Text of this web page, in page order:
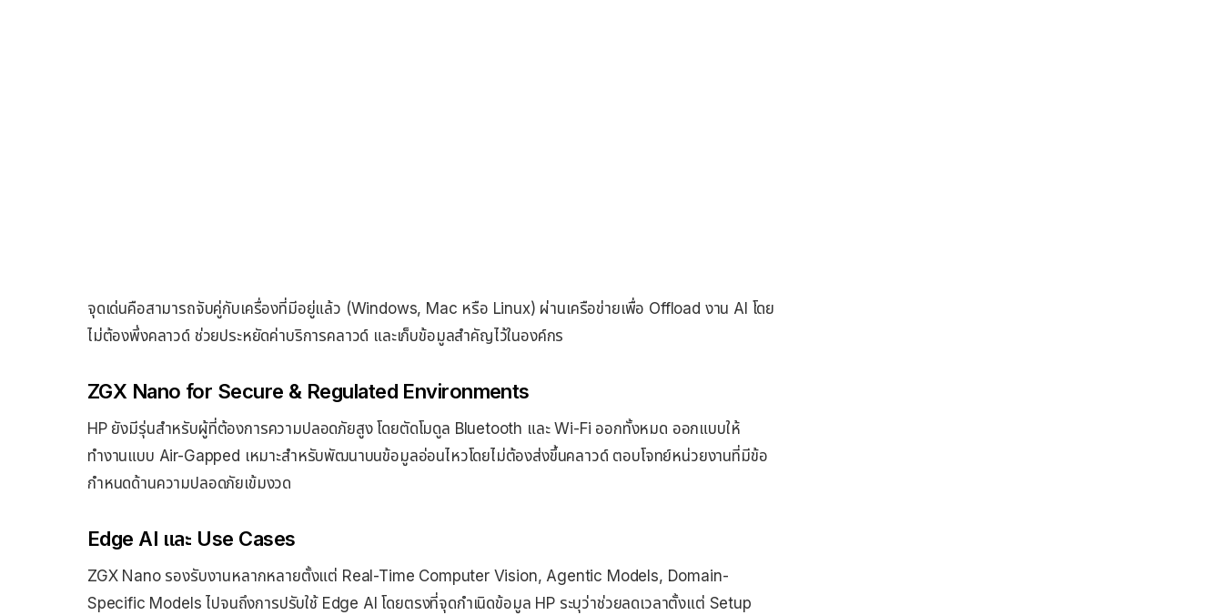
จุดเด่นคือสามารถจับคู่กับเครื่องที่มีอยู่แล้ว (Windows, Mac หรือ Linux) ผ่านเครือข่ายเพื่อ Offload งาน AI โดย
ไม่ต้องพึ่งคลาวด์ ช่วยประหยัดค่าบริการคลาวด์ และเก็บข้อมูลสำคัญไว้ในองค์กร
ZGX Nano for Secure & Regulated Environments
HP ยังมีรุ่นสำหรับผู้ที่ต้องการความปลอดภัยสูง โดยตัดโมดูล Bluetooth และ Wi-Fi ออกทั้งหมด ออกแบบให้
ทำงานแบบ Air-Gapped เหมาะสำหรับพัฒนาบนข้อมูลอ่อนไหวโดยไม่ต้องส่งขึ้นคลาวด์ ตอบโจทย์หน่วยงานที่มีข้อ
กำหนดด้านความปลอดภัยเข้มงวด
Edge AI และ Use Cases
ZGX Nano รองรับงานหลากหลายตั้งแต่ Real-Time Computer Vision, Agentic Models, Domain-
Specific Models ไปจนถึงการปรับใช้ Edge AI โดยตรงที่จุดกำเนิดข้อมูล HP ระบุว่าช่วยลดเวลาตั้งแต่ Setup